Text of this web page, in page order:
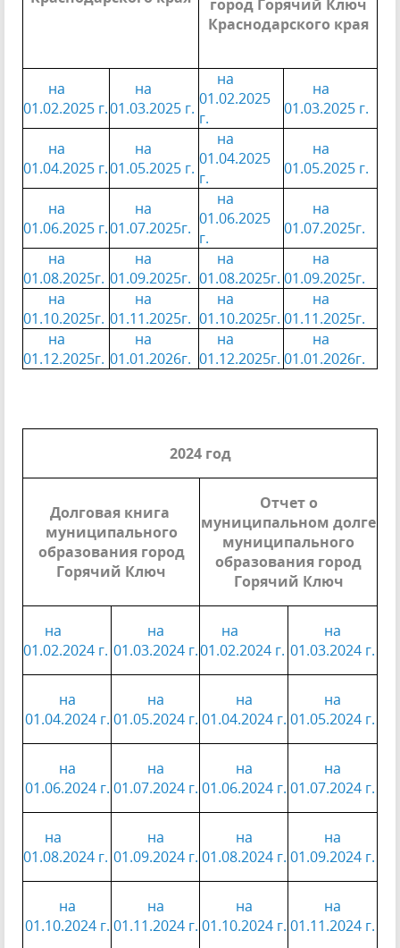
город Горячий Ключ
Краснодарского края
на
01.02.2025 г.
на
01.03.2025 г.
на
01.02.2025
г.
на
01.03.2025 г.
на
01.04.2025 г.
на
01.05.2025 г.
на
01.04.2025
г.
на
01.05.2025 г.
на
01.06.2025 г.
на
01.07.2025г.
на
01.06.2025
г.
на
01.07.2025г.
на
01.08.2025г.
на
01.09.2025г.
на
01.08.2025г.
на
01.09.2025г.
на
01.10.2025г.
на
01.11.2025г.
на
01.10.2025г.
на
01.11.2025г.
на
01.12.2025г.
на
01.01.2026г.
на
01.12.2025г.
на
01.01.2026г.
2024 год
Долговая книга
муниципального
образования город
Горячий Ключ
Отчет о
муниципальном долге
муниципального
образования город
Горячий Ключ
на
01.02.2024 г.
на
01.03.2024 г.
на
01.02.2024 г.
на
01.03.2024 г.
на
01.04.2024 г.
на
01.05.2024 г.
на
01.04.2024 г.
на
01.05.2024 г.
на
01.06.2024 г.
на
01.07.2024 г.
на
01.06.2024 г.
на
01.07.2024 г.
на
01.08.2024 г.
на
01.09.2024 г.
на
01.08.2024 г.
на
01.09.2024 г.
на
01.10.2024 г.
на
01.11.2024 г.
на
01.10.2024 г.
на
01.11.2024 г.